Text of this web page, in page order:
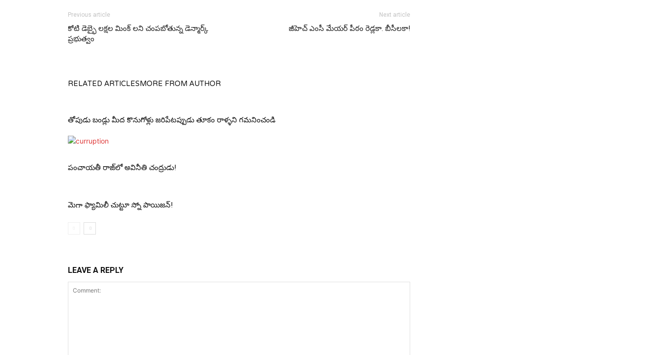
Previous article
కోటి డెబ్భై లక్షల మింక్ లని చంపబోతున్న డెన్మార్క్
ప్రభుత్వం
Next article
జీహెచ్ ఎంసీ మేయ‌‌ర్ పీఠం రెడ్ల‌కా. బీసీల‌కా!
RELATED ARTICLESMORE FROM AUTHOR
తోపుడు బండ్లు మీద కొనుగోళ్లు జరిపేటప్పుడు తూకం రాళ్ళని గమనించండి
పంచాయ‌తీ రాజ్‌లో అవినీతి చంద్రుడు!
మెగా ఫ్యామిలీ చుట్టూ స్నో పాయిజ‌న్‌!
LEAVE A REPLY